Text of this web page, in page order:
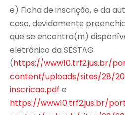
e) Ficha de inscrição, e da
caso, devidamente
que se encontra(m)
eletrônico da SESTAG
(https://www10.trf2.jus.br/
content/uploads/sites/28/
inscricao.pdf e
https://www10.trf2.jus.br/